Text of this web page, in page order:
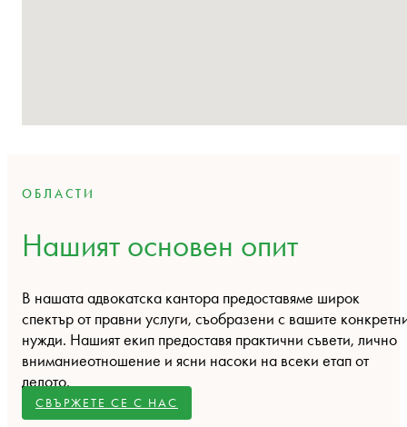
ОБЛАСТИ
Нашият основен опит
В нашата адвокатска кантора предоставяме широк
спектър от правни услуги, съобразени с вашите
нужди. Нашият екип предоставя практични съвети, лично
вниманиеотношение и ясни насоки на всеки етап от
делото.
СВЪРЖЕТЕ СЕ С НАС